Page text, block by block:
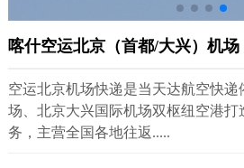
喀什空运北京（首都/大兴）机场
空运北京机场快递是当天达航空快
场、北京大兴国际机场双枢纽空港打
务，主营全国各地往返.....